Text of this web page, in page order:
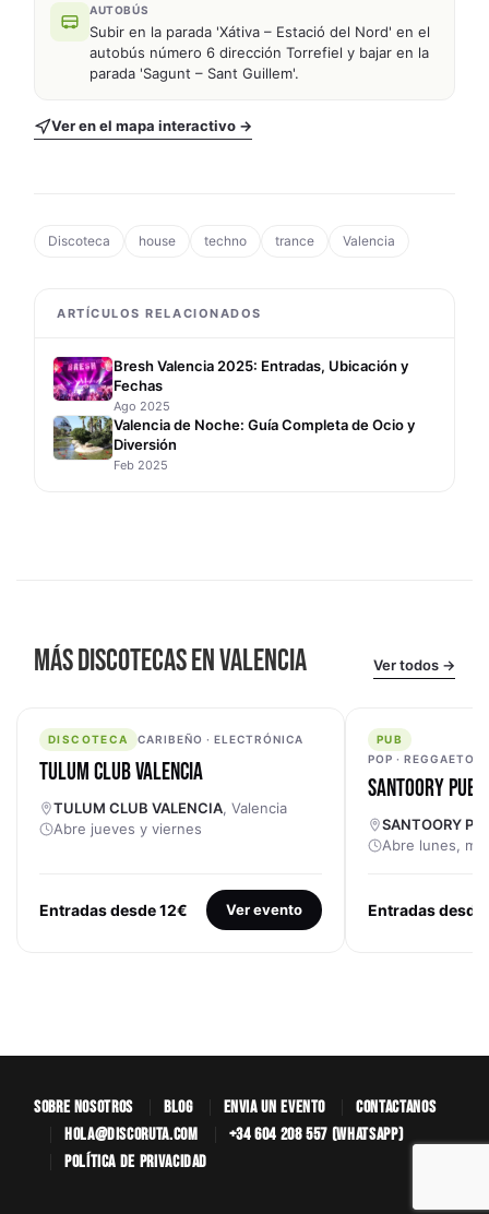
ARTÍCULOS RELACIONADOS
Bresh Valencia 2025: Entradas, Ubicación y
Fechas
Ago 2025
Valencia de Noche: Guía Completa de Ocio y
Diversión
Feb 2025
AUTOBÚS
Subir en la parada 'Xátiva – Estació del Nord' en el
autobús número 6 dirección Torrefiel y bajar en la
parada 'Sagunt – Sant Guillem'.
Ver en el mapa interactivo →
Discoteca house techno trance Valencia
MÁS DISCOTECAS EN VALENCIA Ver todos →
DISCOTECA
DISCOTECA CARIBEÑO · ELECTRÓNICA
TULUM CLUB VALENCIA
TULUM CLUB VALENCIA, Valencia
Abre jueves y viernes
Entradas desde 12€ Ver evento
PUB
PUB
POP · REGGAETON
SANTOORY PUB
SANTOORY
Abre lunes,
Entradas desde
SOBRE NOSOTROS BLOG ENVÍA UN EVENTO
CONTÁCTANOS
HOLA@DISCORUTA.COM
+34 604 208 557 (WHATSAPP)
POLÍTICA DE PRIVACIDAD